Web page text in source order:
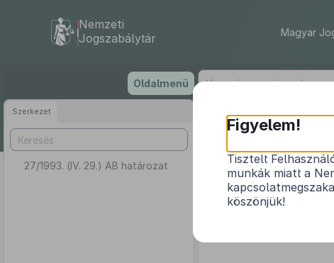
tartalomra
Nemzeti
Jogszabálytár
Magyar
Oldalmenü
Szerkezet
27/1993. (IV. 29.) AB határozat
Figyelem!
Tisztelt
munkák miatt a
köszönjük!